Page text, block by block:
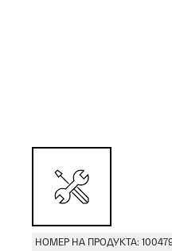
НОМЕР НА ПРОДУКТА: